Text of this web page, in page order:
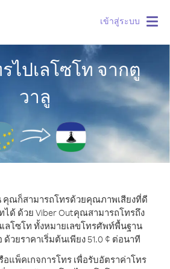
เข้าสู่ระบบ
ไปเลโซโท จากตู
วาลู
ณก็สามารถโทรด้วยคุณภาพเสียงที่ดี
ได้ ด้วย Viber Outคุณสามารถโทรถึง
ลโซโท ทั้งหมายเลขโทรศัพท์พื้นฐาน
วยราคาเริ่มต้นเพียง 51.0 ¢ ต่อนาที
แพ็คเกจการโทร เพื่อรับอัตราค่าโทร